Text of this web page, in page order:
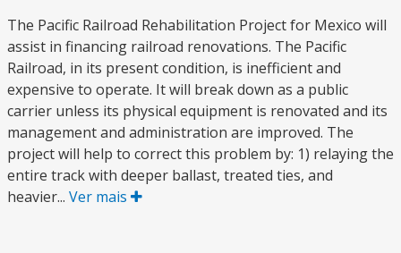
The Pacific Railroad Rehabilitation Project for Mexico will
assist in financing railroad renovations. The Pacific
Railroad, in its present condition, is inefficient and
expensive to operate. It will break down as a public
carrier unless its physical equipment is renovated and its
management and administration are improved. The
project will help to correct this problem by: 1) relaying the
entire track with deeper ballast, treated ties, and
heavier... Ver mais